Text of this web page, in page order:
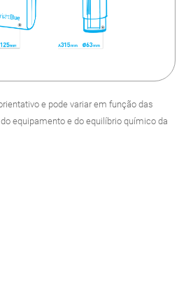
e pode variar em função das
equipamento e do equilíbrio químico da